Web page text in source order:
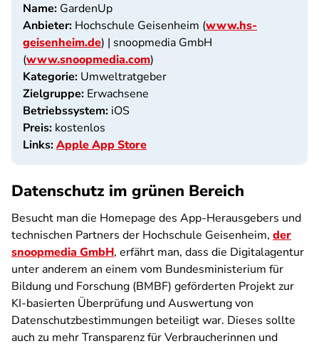
Name: GardenUp
Anbieter: Hochschule Geisenheim (www.hs-
geisenheim.de) | snoopmedia GmbH
(www.snoopmedia.com)
Kategorie: Umweltratgeber
Zielgruppe: Erwachsene
Betriebssystem: iOS
Preis: kostenlos
Links:Apple App Store
Datenschutz im grünen Bereich
Besucht man die Homepage des App-Herausgebers und
technischen Partners der Hochschule Geisenheim, der
snoopmedia GmbH, erfährt man, dass die Digitalagentur
unter anderem an einem vom Bundesministerium für
Bildung und Forschung (BMBF) geförderten Projekt zur
KI-basierten Überprüfung und Auswertung von
Datenschutzbestimmungen beteiligt war. Dieses sollte
auch zu mehr Transparenz für Verbraucherinnen und